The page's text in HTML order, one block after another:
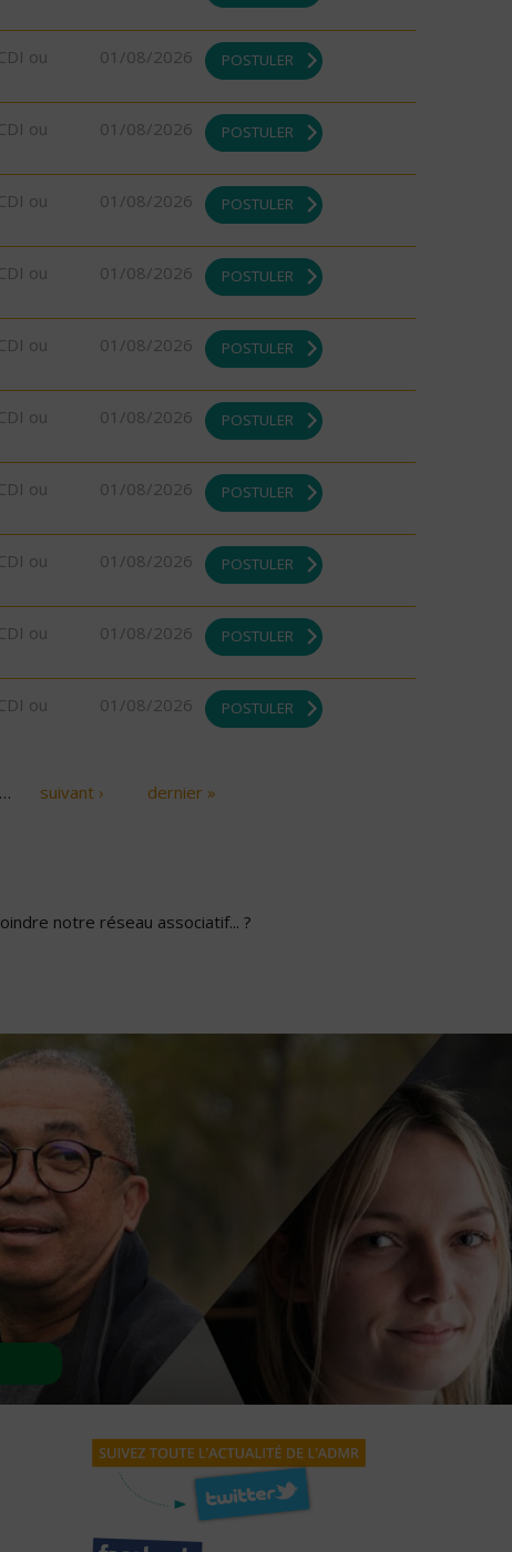
ou
01/08/2026 POSTULER
ou
01/08/2026 POSTULER
ou
01/08/2026 POSTULER
ou
01/08/2026 POSTULER
ou
01/08/2026 POSTULER
ou
01/08/2026 POSTULER
ou
01/08/2026 POSTULER
ou
01/08/2026 POSTULER
ou
01/08/2026 POSTULER
ou
01/08/2026 POSTULER
… suivant › dernier »
notre réseau associatif... ?